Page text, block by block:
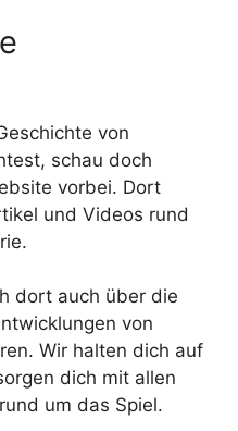
von
schau doch
vorbei. Dort
und Videos rund
dort auch über die
von
Wir halten dich auf
dich mit allen
um das Spiel.